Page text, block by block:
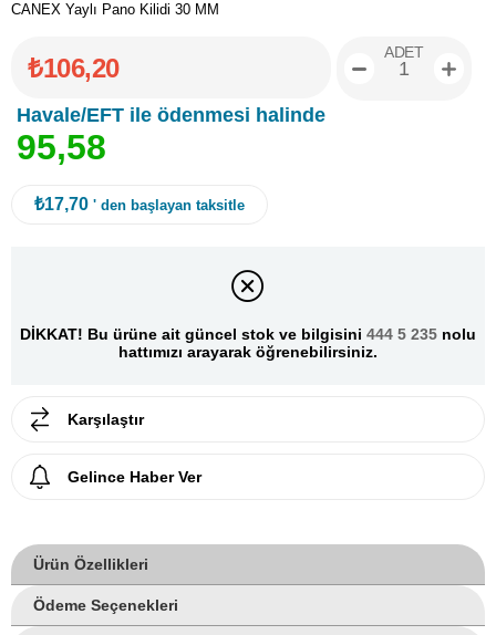
CANEX Yaylı Pano Kilidi 30 MM
₺106,20
Havale/EFT ile ödenmesi halinde
95,58
ADET
₺17,70 ' den başlayan taksitle
DİKKAT! Bu ürüne ait güncel stok ve bilgisini 444 5 235 nolu
hattımızı arayarak öğrenebilirsiniz.
Karşılaştır
Gelince Haber Ver
Ürün Özellikleri
Ödeme Seçenekleri